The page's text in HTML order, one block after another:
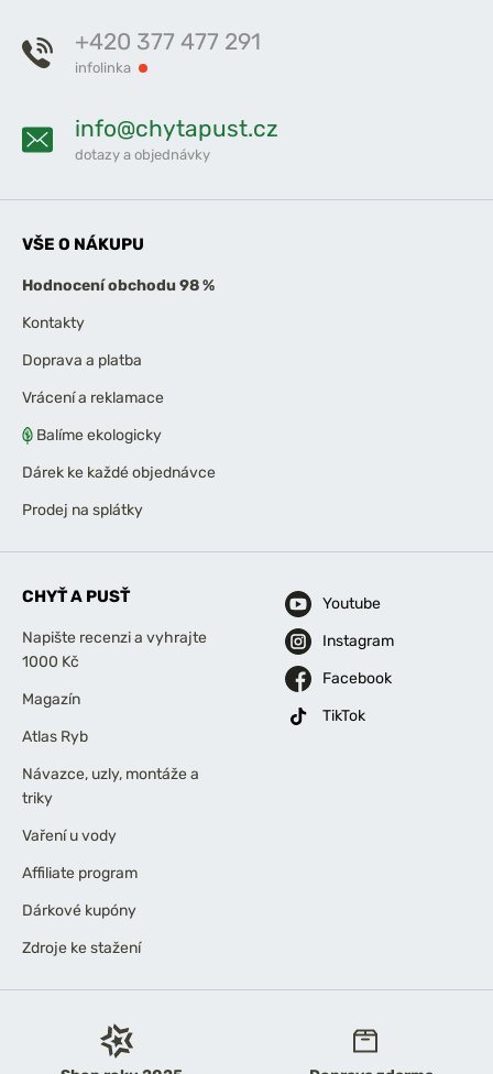
+420 377 477 291
infolinka
info@chytapust.cz
dotazy a objednávky
VŠE O NÁKUPU
Hodnocení obchodu 98 %
Kontakty
Doprava a platba
Vrácení a reklamace
Balíme ekologicky
Dárek ke každé objednávce
Prodej na splátky
CHYŤ A PUSŤ
Napište recenzi a vyhrajte
1000 Kč
Magazín
Atlas Ryb
Návazce, uzly, montáže a
triky
Vaření u vody
Affiliate program
Dárkové kupóny
Zdroje ke stažení
Youtube
Instagram
Facebook
TikTok